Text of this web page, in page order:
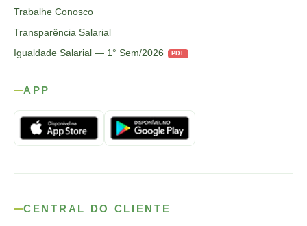
Trabalhe Conosco
Transparência Salarial
Igualdade Salarial — 1° Sem/2026
PDF
APP
CENTRAL DO CLIENTE